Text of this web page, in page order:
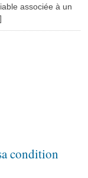
associée à un
condition